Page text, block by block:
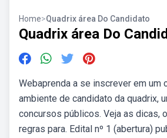
Home>Quadrix área Do Candidato
Quadrix área Do
Webaprenda a se inscrever em um
ambiente de candidato da quadrix,
concursos públicos. Veja as dicas,
regras para. Edital nº 1 (abertura)